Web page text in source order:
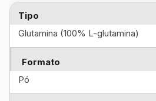
Tipo
Glutamina (100% L-glutamina)
Formato
Pó